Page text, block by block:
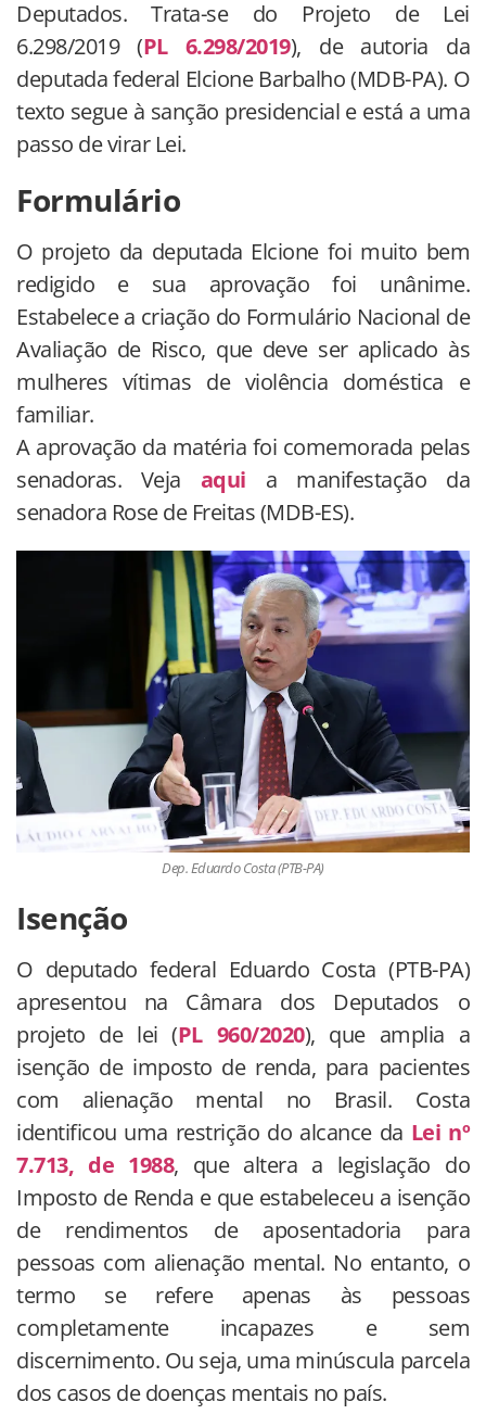
Deputados. Trata-se do Projeto de Lei
6.298/2019 (PL 6.298/2019), de autoria da
deputada federal Elcione Barbalho (MDB-PA). O
texto segue à sanção presidencial e está a uma
passo de virar Lei.
Formulário
O projeto da deputada Elcione foi muito bem
redigido e sua aprovação foi unânime.
Estabelece a criação do Formulário Nacional de
Avaliação de Risco, que deve ser aplicado às
mulheres vítimas de violência doméstica e
familiar.
A aprovação da matéria foi comemorada pelas
senadoras. Veja aqui a manifestação da
senadora Rose de Freitas (MDB-ES).
Dep. Eduardo Costa (PTB-PA)
Isenção
O deputado federal Eduardo Costa (PTB-PA)
apresentou na Câmara dos Deputados o
projeto de lei (PL 960/2020), que amplia a
isenção de imposto de renda, para pacientes
com alienação mental no Brasil. Costa
identificou uma restrição do alcance da Lei nº
7.713, de 1988, que altera a legislação do
Imposto de Renda e que estabeleceu a isenção
de rendimentos de aposentadoria para
pessoas com alienação mental. No entanto, o
termo se refere apenas às pessoas
completamente incapazes e sem
discernimento. Ou seja, uma minúscula parcela
dos casos de doenças mentais no país.